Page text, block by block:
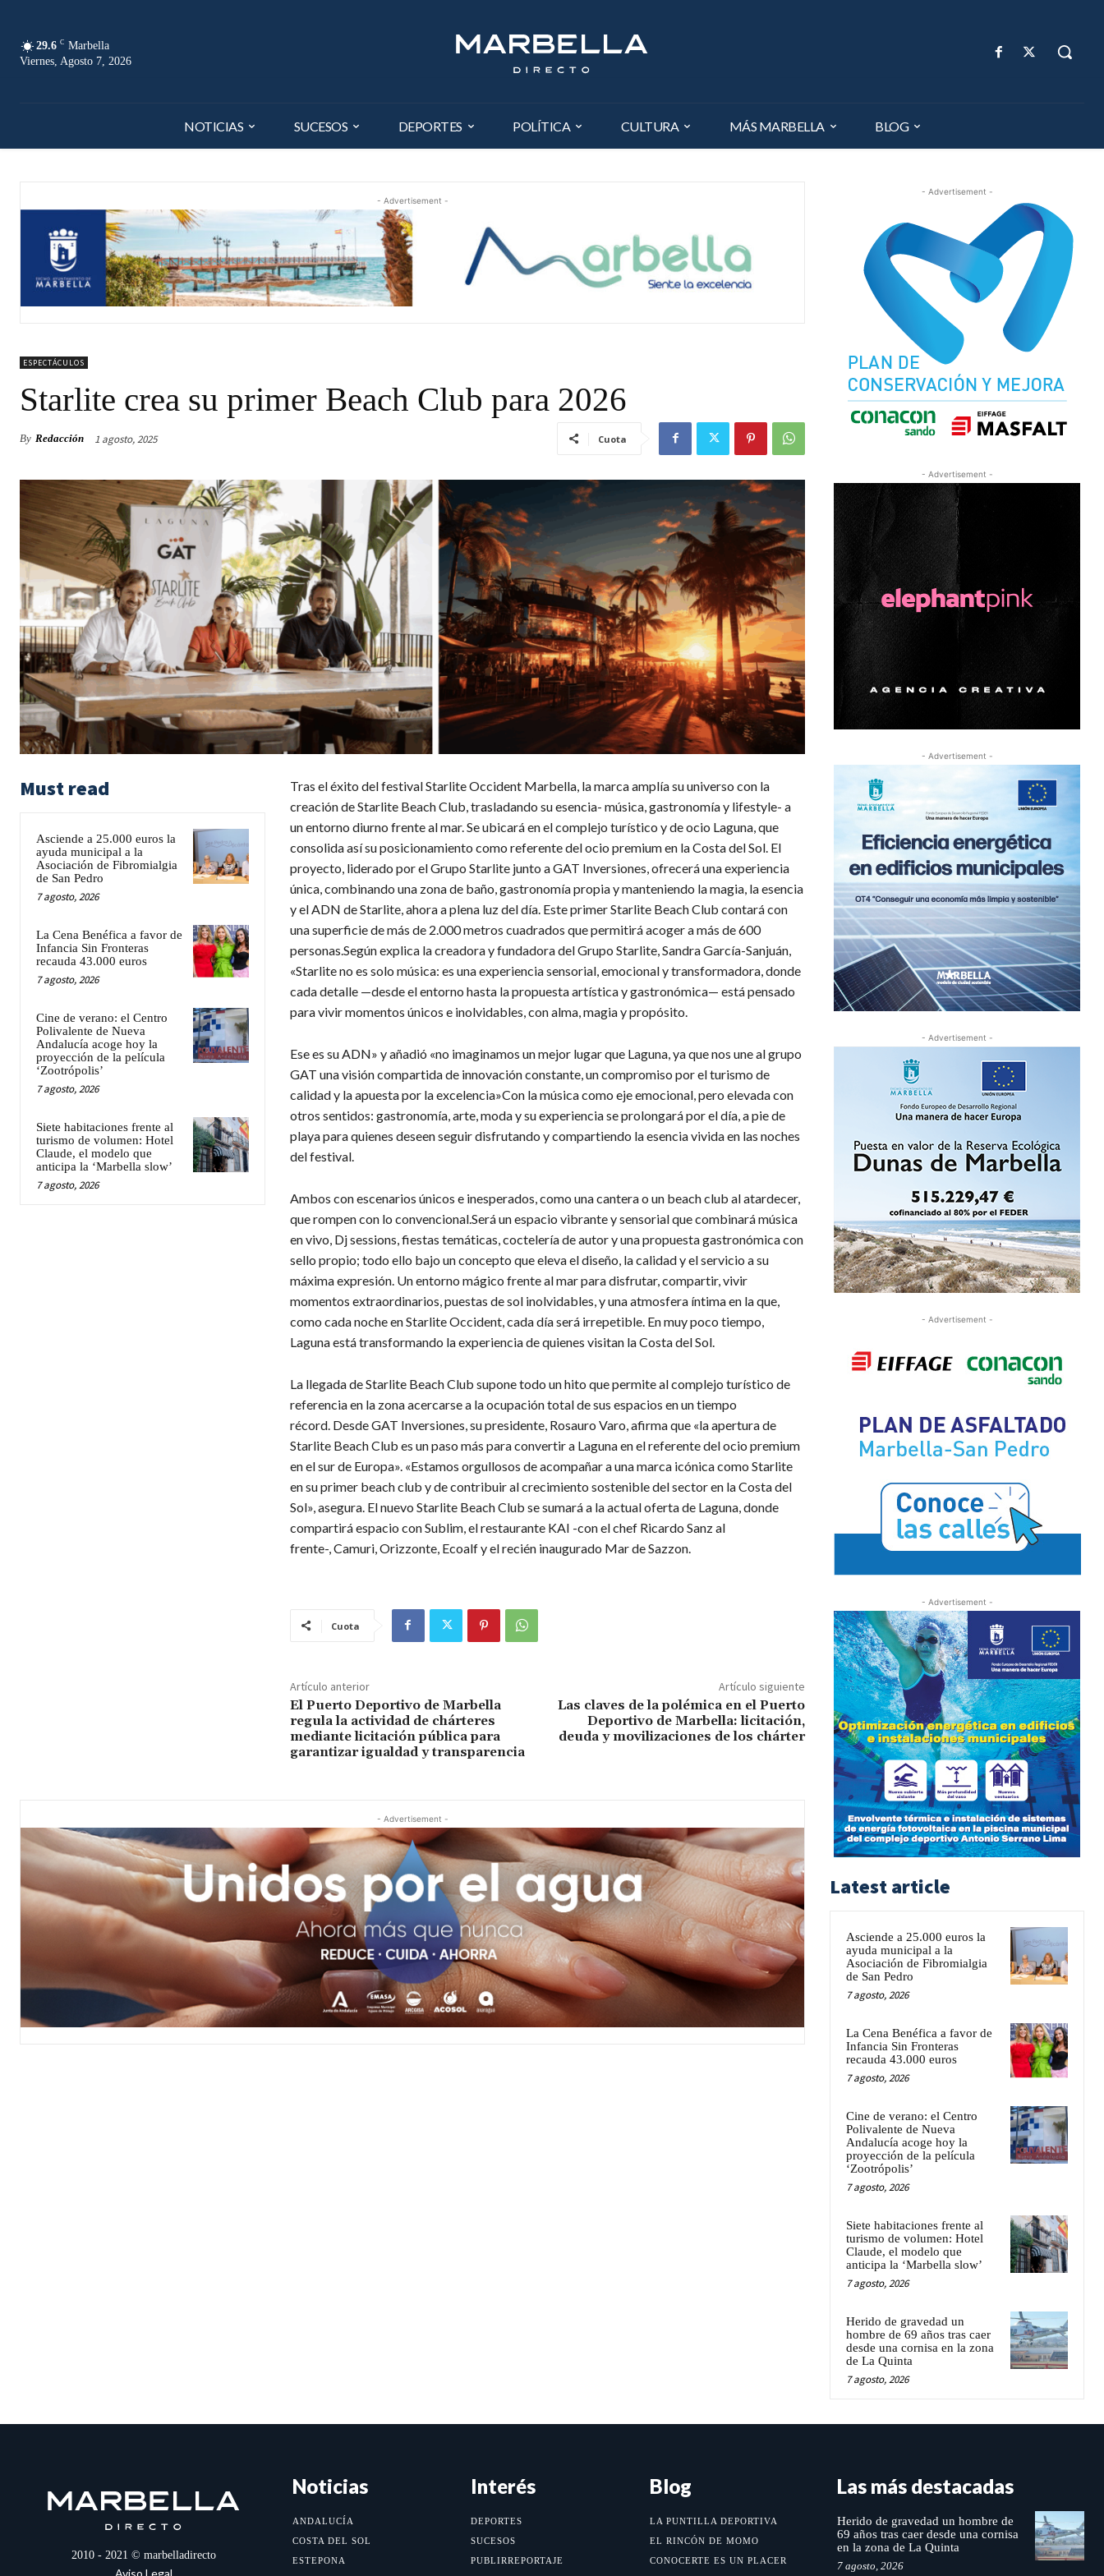
29.6 C Marbella
Viernes, Agosto 7, 2026
NOTICIAS SUCESOS DEPORTES POLÍTICA CULTURA MÁS MARBELLA BLOG
- Advertisement -
ESPECTÁCULOS
Starlite crea su primer Beach Club para 2026
By Redacción 1 agosto, 2025 Cuota
Must read
Asciende a 25.000 euros la
ayuda municipal a la
Asociación de Fibromialgia
de San Pedro
7 agosto, 2026
La Cena Benéfica a favor de
Infancia Sin Fronteras
recauda 43.000 euros
7 agosto, 2026
Cine de verano: el Centro
Polivalente de Nueva
Andalucía acoge hoy la
proyección de la película
‘Zootrópolis’
7 agosto, 2026
Siete habitaciones frente al
turismo de volumen: Hotel
Claude, el modelo que
anticipa la ‘Marbella slow’
7 agosto, 2026
Tras el éxito del festival Starlite Occident Marbella, la marca amplía su universo con la
creación de Starlite Beach Club, trasladando su esencia- música, gastronomía y lifestyle- a
un entorno diurno frente al mar. Se ubicará en el complejo turístico y de ocio Laguna, que
consolida así su posicionamiento como referente del ocio premium en la Costa del Sol. El
proyecto, liderado por el Grupo Starlite junto a GAT Inversiones, ofrecerá una experiencia
única, combinando una zona de baño, gastronomía propia y manteniendo la magia, la esencia
y el ADN de Starlite, ahora a plena luz del día. Este primer Starlite Beach Club contará con
una superficie de más de 2.000 metros cuadrados que permitirá acoger a más de 600
personas.Según explica la creadora y fundadora del Grupo Starlite, Sandra García-Sanjuán,
«Starlite no es solo música: es una experiencia sensorial, emocional y transformadora, donde
cada detalle —desde el entorno hasta la propuesta artística y gastronómica— está pensado
para vivir momentos únicos e inolvidables, con alma, magia y propósito.
Ese es su ADN» y añadió «no imaginamos un mejor lugar que Laguna, ya que nos une al grupo
GAT una visión compartida de innovación constante, un compromiso por el turismo de
calidad y la apuesta por la excelencia»Con la música como eje emocional, pero elevada con
otros sentidos: gastronomía, arte, moda y su experiencia se prolongará por el día, a pie de
playa para quienes deseen seguir disfrutando y compartiendo la esencia vivida en las noches
del festival.
Ambos con escenarios únicos e inesperados, como una cantera o un beach club al atardecer,
que rompen con lo convencional.Será un espacio vibrante y sensorial que combinará música
en vivo, Dj sessions, fiestas temáticas, coctelería de autor y una propuesta gastronómica con
sello propio; todo ello bajo un concepto que eleva el diseño, la calidad y el servicio a su
máxima expresión. Un entorno mágico frente al mar para disfrutar, compartir, vivir
momentos extraordinarios, puestas de sol inolvidables, y una atmosfera íntima en la que,
como cada noche en Starlite Occident, cada día será irrepetible. En muy poco tiempo,
Laguna está transformando la experiencia de quienes visitan la Costa del Sol.
La llegada de Starlite Beach Club supone todo un hito que permite al complejo turístico de
referencia en la zona acercarse a la ocupación total de sus espacios en un tiempo
récord. Desde GAT Inversiones, su presidente, Rosauro Varo, afirma que «la apertura de
Starlite Beach Club es un paso más para convertir a Laguna en el referente del ocio premium
en el sur de Europa». «Estamos orgullosos de acompañar a una marca icónica como Starlite
en su primer beach club y de contribuir al crecimiento sostenible del sector en la Costa del
Sol», asegura. El nuevo Starlite Beach Club se sumará a la actual oferta de Laguna, donde
compartirá espacio con Sublim, el restaurante KAI -con el chef Ricardo Sanz al
frente-, Camuri, Orizzonte, Ecoalf y el recién inaugurado Mar de Sazzon.
Cuota
Artículo anterior
El Puerto Deportivo de Marbella
regula la actividad de chárteres
mediante licitación pública para
garantizar igualdad y transparencia
Artículo siguiente
Las claves de la polémica en el Puerto
Deportivo de Marbella: licitación,
deuda y movilizaciones de los chárter
- Advertisement -
- Advertisement -
- Advertisement -
- Advertisement -
- Advertisement -
- Advertisement -
- Advertisement -
Latest article
Asciende a 25.000 euros la
ayuda municipal a la
Asociación de Fibromialgia
de San Pedro
7 agosto, 2026
La Cena Benéfica a favor de
Infancia Sin Fronteras
recauda 43.000 euros
7 agosto, 2026
Cine de verano: el Centro
Polivalente de Nueva
Andalucía acoge hoy la
proyección de la película
‘Zootrópolis’
7 agosto, 2026
Siete habitaciones frente al
turismo de volumen: Hotel
Claude, el modelo que
anticipa la ‘Marbella slow’
7 agosto, 2026
Herido de gravedad un
hombre de 69 años tras caer
desde una cornisa en la zona
de La Quinta
7 agosto, 2026
2010 - 2021 © marbelladirecto
Aviso Legal
Noticias
ANDALUCÍA
COSTA DEL SOL
ESTEPONA
Interés
DEPORTES
SUCESOS
PUBLIRREPORTAJE
Blog
LA PUNTILLA DEPORTIVA
EL RINCÓN DE MOMO
CONOCERTE ES UN PLACER
Las más destacadas
Herido de gravedad un hombre de
69 años tras caer desde una cornisa
en la zona de La Quinta
7 agosto, 2026